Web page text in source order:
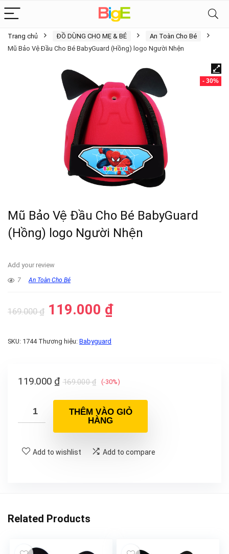
Trang chủ ĐỒ DÙNG CHO MẸ & BÉ
An Toàn Cho Bé
Mũ Bảo Vệ Đầu Cho Bé BabyGuard (Hồng) logo Người Nhện
- 30%
Mũ Bảo Vệ Đầu Cho Bé BabyGuard
(Hồng) logo Người Nhện
Add your review
7 An Toàn Cho Bé
169.000₫ 119.000 ₫
SKU: 1744 Thương hiệu: Babyguard
169.000₫
119.000 ₫ (-30%)
THÊM VÀO GIỎ
HÀNG
Add to wishlist Add to compare
Related Products